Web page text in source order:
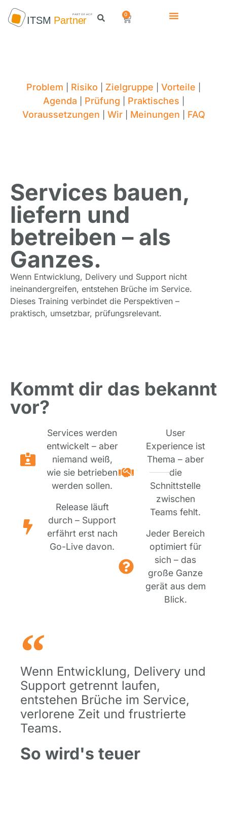
0
Problem Risiko Zielgruppe Vorteile
Agenda Prüfung Praktisches
Voraussetzungen Wir| Meinungen FAQ
Services bauen,
liefern und
betreiben – als
Ganzes.
Wenn Entwicklung, Delivery und Support nicht
ineinandergreifen, entstehen Brüche im Service.
Dieses Training verbindet die Perspektiven –
praktisch, umsetzbar, prüfungsrelevant.
Kommt dir das bekannt
vor?
Services werden
entwickelt – aber
niemand weiß,
wie sie betrieben
werden sollen.
Release läuft
durch – Support
erfährt erst nach
Go-Live davon.
User
Experience ist
Thema – aber
die
Schnittstelle
zwischen
Teams fehlt.
Jeder Bereich
optimiert für
sich – das
große Ganze
gerät aus dem
Blick.
Wenn Entwicklung, Delivery und
Support getrennt laufen,
entstehen Brüche im Service,
verlorene Zeit und frustrierte
Teams.
So wird's teuer